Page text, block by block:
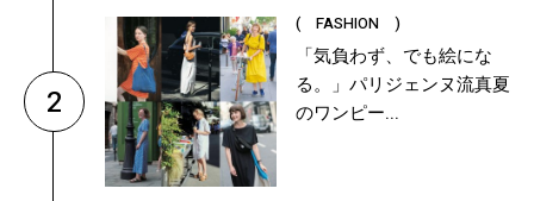
2
( FASHION )
「気負わず、でも絵にな
る。」パリジェンヌ流真夏
のワンピー...